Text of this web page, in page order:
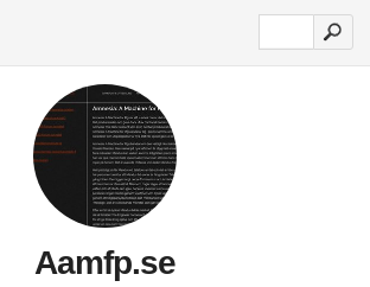
Aamfp.se